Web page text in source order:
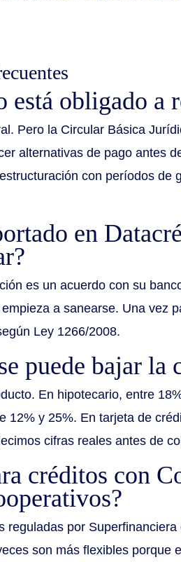
está obligado a
Pero la Circular Básica
alternativas de pago antes
con períodos
en
es un acuerdo con su
a sanearse. Una vez
Ley 1266/2008.
puede bajar la
En hipotecario, entre
12% y 25%. En tarjeta de
cifras reales antes de
créditos con
reguladas por
son más flexibles porque